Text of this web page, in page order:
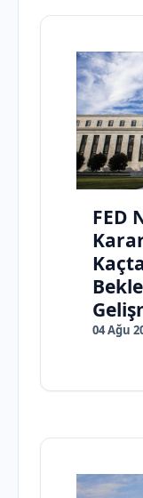
FED
04 Ağu